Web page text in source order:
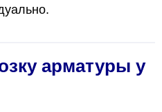
арматуры у